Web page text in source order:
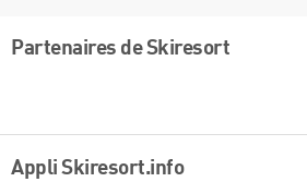
Partenaires de Skiresort
Appli Skiresort.info